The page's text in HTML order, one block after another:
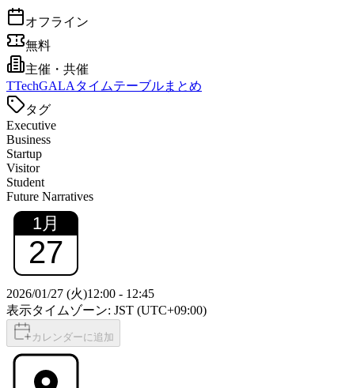
オフライン
無料
主催・共催
TTechGALAタイムテーブルまとめ
タグ
Executive
Business
Startup
Visitor
Student
Future Narratives
1月
27
2026/01/27 (火)12:00 - 12:45
表示タイムゾーン: JST (UTC+09:00)
カレンダーに追加